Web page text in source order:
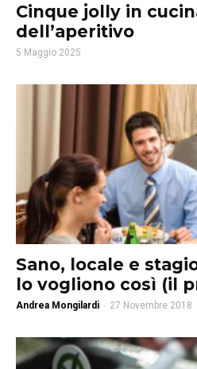
Cinque jolly in
dell’aperitivo
5 Maggio 2025
Sano, locale e
lo vogliono così (il
Andrea Mongilardi - 27 Novembre 2018